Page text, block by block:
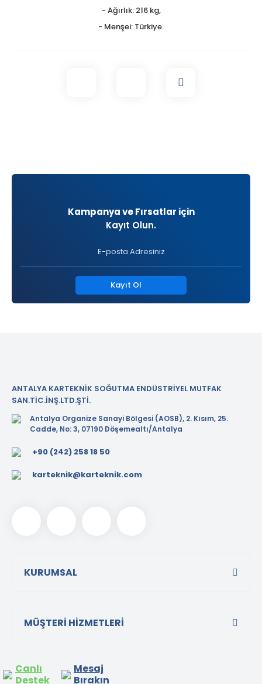
- Ağırlık: 216 kg,
- Menşei: Türkiye.
Kampanya ve Fırsatlar için
Kayıt Olun.
Kayıt Ol
ANTALYA KARTEKNİK SOĞUTMA ENDÜSTRİYEL MUTFAK
SAN.TİC.İNŞ.LTD.ŞTİ.
Antalya Organize Sanayi Bölgesi (AOSB), 2. Kısım, 25.
Cadde, No: 3, 07190 Döşemealtı/Antalya
+90 (242) 258 18 50
karteknik@karteknik.com
KURUMSAL
MÜŞTERİ HİZMETLERİ
Canlı
Destek
Mesaj
Bırakın